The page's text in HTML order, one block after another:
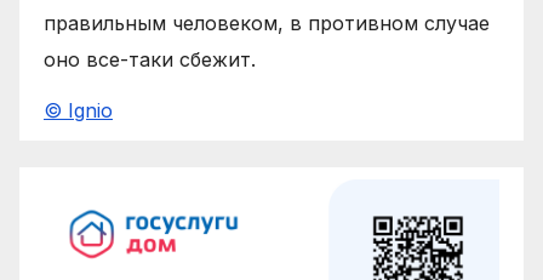
правильным человеком, в противном случае
оно все-таки сбежит.
© Ignio